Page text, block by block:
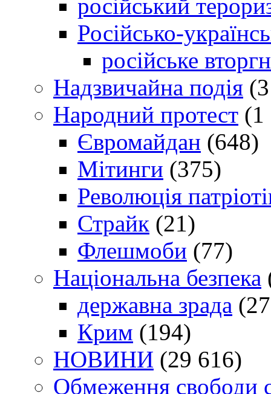
російський
Російсько-
російське
Надзвичайна подія
Народний протест (1
Євромайдан (648)
Мітинги (375)
Революція
Страйк (21)
Флешмоби (77)
Національна безпека
державна зрада
Крим (194)
НОВИНИ (29 616)
Обмеження свободи